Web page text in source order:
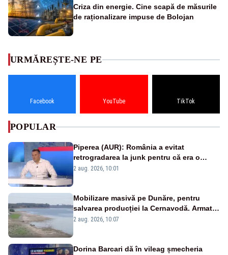
Criza din energie. Cine scapă de măsurile
de raționalizare impuse de Bolojan
URMĂREȘTE-NE PE
Facebook YouTube TikTok
POPULAR
Piperea (AUR): România a evitat
retrogradarea la junk pentru că era o
catastrofă pentru bănci și fondurile de
2 aug. 2026, 10:01
Mobilizare masivă pe Dunăre, pentru
salvarea producției la Cernavodă. Armata
va detona o stâncă și va devia apa
2 aug. 2026, 10:07
Dorina Barcari dă în vileag șmecheria